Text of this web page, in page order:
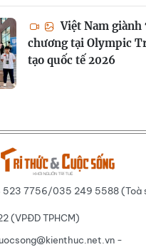
Việt Nam giành
chương tại Olympic
tạo quốc tế 2026
523 7756/035 249 5588 (Toà
(VPĐD TPHCM)
-